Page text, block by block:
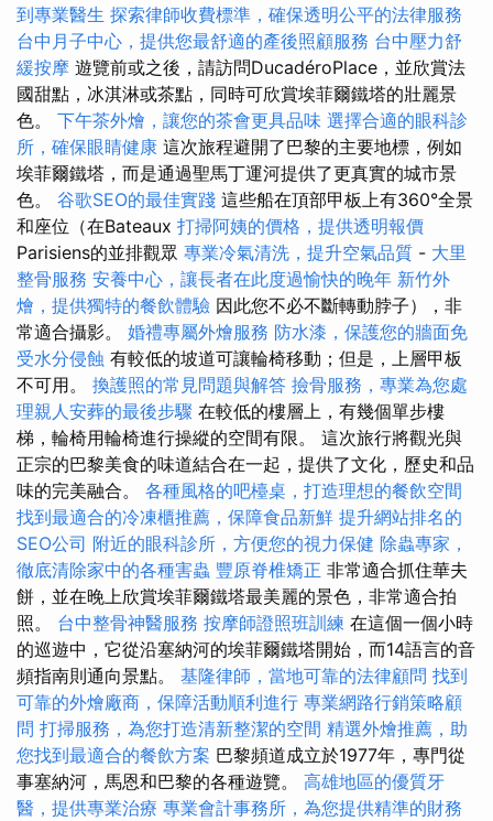
到專業醫生 探索律師收費標準，確保透明公平的法律服務
台中月子中心，提供您最舒適的產後照顧服務 台中壓力舒
緩按摩 遊覽前或之後，請訪問DucadéroPlace，並欣賞法
國甜點，冰淇淋或茶點，同時可欣賞埃菲爾鐵塔的壯麗景
色。 下午茶外燴，讓您的茶會更具品味 選擇合適的眼科診
所，確保眼睛健康 這次旅程避開了巴黎的主要地標，例如
埃菲爾鐵塔，而是通過聖馬丁運河提供了更真實的城市景
色。 谷歌SEO的最佳實踐 這些船在頂部甲板上有360°全景
和座位（在Bateaux 打掃阿姨的價格，提供透明報價
Parisiens的並排觀眾 專業冷氣清洗，提升空氣品質 - 大里
整骨服務 安養中心，讓長者在此度過愉快的晚年 新竹外
燴，提供獨特的餐飲體驗 因此您不必不斷轉動脖子），非
常適合攝影。 婚禮專屬外燴服務 防水漆，保護您的牆面免
受水分侵蝕 有較低的坡道可讓輪椅移動；但是，上層甲板
不可用。 換護照的常見問題與解答 撿骨服務，專業為您處
理親人安葬的最後步驟 在較低的樓層上，有幾個單步樓
梯，輪椅用輪椅進行操縱的空間有限。 這次旅行將觀光與
正宗的巴黎美食的味道結合在一起，提供了文化，歷史和品
味的完美融合。 各種風格的吧檯桌，打造理想的餐飲空間
找到最適合的冷凍櫃推薦，保障食品新鮮 提升網站排名的
SEO公司 附近的眼科診所，方便您的視力保健 除蟲專家，
徹底清除家中的各種害蟲 豐原脊椎矯正 非常適合抓住華夫
餅，並在晚上欣賞埃菲爾鐵塔最美麗的景色，非常適合拍
照。 台中整骨神醫服務 按摩師證照班訓練 在這個一個小時
的巡遊中，它從沿塞納河的埃菲爾鐵塔開始，而14語言的音
頻指南則通向景點。 基隆律師，當地可靠的法律顧問 找到
可靠的外燴廠商，保障活動順利進行 專業網路行銷策略顧
問 打掃服務，為您打造清新整潔的空間 精選外燴推薦，助
您找到最適合的餐飲方案 巴黎頻道成立於1977年，專門從
事塞納河，馬恩和巴黎的各種遊覽。 高雄地區的優質牙
醫，提供專業治療 專業會計事務所，為您提供精準的財務